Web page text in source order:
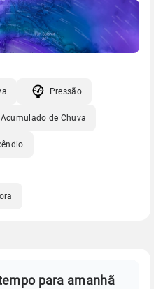
Pressão
Acumulado de Chuva
para amanhã